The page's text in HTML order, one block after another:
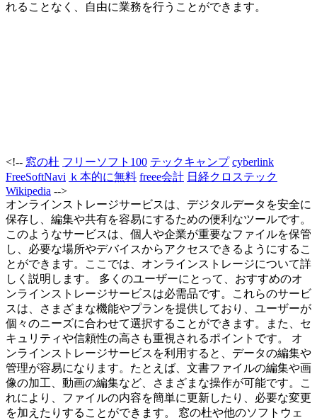
れることなく、自由に業務を行うことができます。
<!-- 窓の杜 フリーソフト100 テックキャンプ cyberlink
FreeSoftNavi ｋ本的に無料 freee会計 日経クロステック
Wikipedia -->
オンラインストレージサービスは、デジタルデータを安全に
保存し、編集や共有を容易にするための便利なツールです。
このようなサービスは、個人や企業が重要なファイルを保管
し、必要な場所やデバイスからアクセスできるようにするこ
とができます。ここでは、オンラインストレージについて詳
しく説明します。 多くのユーザーにとって、おすすめのオ
ンラインストレージサービスは必需品です。これらのサービ
スは、さまざまな機能やプランを提供しており、ユーザーが
個々のニーズに合わせて選択することができます。また、セ
キュリティや信頼性の高さも重視されるポイントです。 オ
ンラインストレージサービスを利用すると、データの編集や
管理が容易になります。たとえば、文書ファイルの編集や画
像の加工、動画の編集など、さまざまな操作が可能です。こ
れにより、ファイルの内容を簡単に更新したり、必要な変更
を加えたりすることができます。 窓の杜や他のソフトウェ